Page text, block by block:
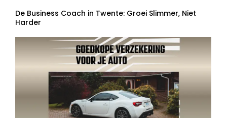
De Business Coach in Twente: Groei Slimmer, Niet
Harder